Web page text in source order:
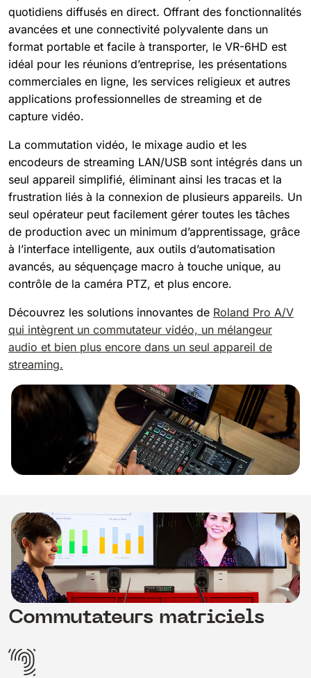
quotidiens diffusés en direct. Offrant des fonctionnalités
avancées et une connectivité polyvalente dans un
format portable et facile à transporter, le VR-6HD est
idéal pour les réunions d’entreprise, les présentations
commerciales en ligne, les services religieux et autres
applications professionnelles de streaming et de
capture vidéo.
La commutation vidéo, le mixage audio et les
encodeurs de streaming LAN/USB sont intégrés dans un
seul appareil simplifié, éliminant ainsi les tracas et la
frustration liés à la connexion de plusieurs appareils. Un
seul opérateur peut facilement gérer toutes les tâches
de production avec un minimum d’apprentissage, grâce
à l’interface intelligente, aux outils d’automatisation
avancés, au séquençage macro à touche unique, au
contrôle de la caméra PTZ, et plus encore.
Découvrez les solutions innovantes de Roland Pro A/V
qui intègrent un commutateur vidéo, un mélangeur
audio et bien plus encore dans un seul appareil de
streaming.
Commutateurs matriciels